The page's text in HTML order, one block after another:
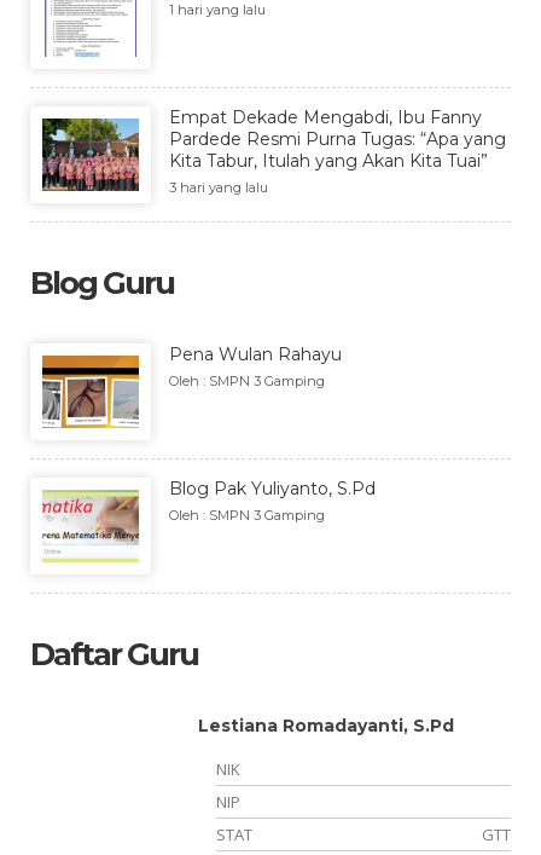
1 hari yang lalu
Empat Dekade Mengabdi, Ibu Fanny
Pardede Resmi Purna Tugas: “Apa yang
Kita Tabur, Itulah yang Akan Kita Tuai”
3 hari yang lalu
Blog Guru
Pena Wulan Rahayu
Oleh : SMPN 3 Gamping
Blog Pak Yuliyanto, S.Pd
Oleh : SMPN 3 Gamping
Daftar Guru
Lestiana Romadayanti, S.Pd
NIK
NIP
STAT
GTT